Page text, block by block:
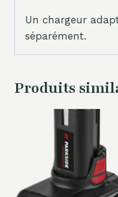
Un chargeur
séparément.
Produits